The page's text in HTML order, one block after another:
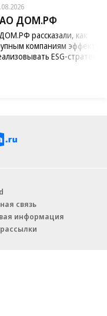
ДОМ.РФ
рассказали, как
компаниям
ESG-стратегию
связь
информация